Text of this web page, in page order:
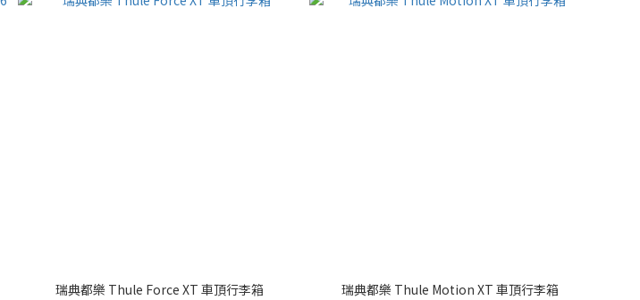
瑞典都樂 Thule Force XT 車頂行李箱 瑞典都樂 Thule Motion XT 車頂行李箱